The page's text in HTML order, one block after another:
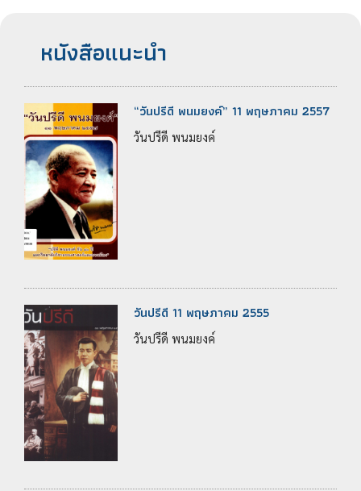
หนังสือแนะนำ
“วันปรีดี พนมยงค์” 11 พฤษภาคม 2557
วันปรีดี พนมยงค์
วันปรีดี 11 พฤษภาคม 2555
วันปรีดี พนมยงค์